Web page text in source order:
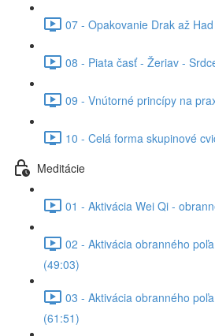
07 - Opakovanie Drak až
08 - Piata časť - Žeriav -
09 - Vnútorné princípy na
10 - Celá forma skupinové
Meditácie
01 - Aktivácia Wei Qi -
02 - Aktivácia obranného
(49:03)
03 - Aktivácia obranného
(61:51)